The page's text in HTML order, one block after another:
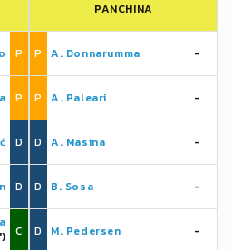
P
P
D
D
C
PANCHINA
P A. Donnarumma -
P A. Paleari -
D A. Masina -
D B. Sosa -
D M. Pedersen -